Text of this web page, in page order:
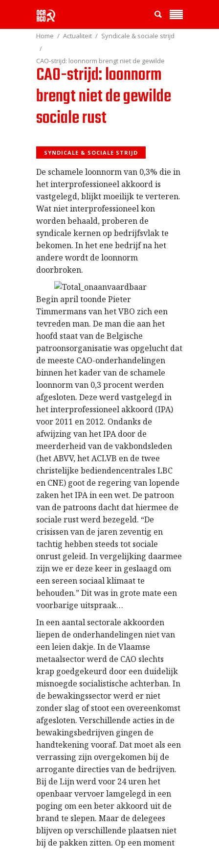
Home Actualiteit Syndicale & sociale strijd
CAO-strijd: loonnorm brengt niet de gewilde
sociale rust
CAO-strijd: loonnorm
brengt niet de gewilde
sociale rust
SYNDICALE & SOCIALE STRIJD
De schamele loonnorm van 0,3% die in
het interprofessioneel akkoord is
vastgelegd, blijkt moeilijk te verteren.
Wat niet interprofessioneel kon
worden behaald, proberen de
syndicale kernen op bedrijfsvlak te
bekomen. In het ene bedrijf na het
andere wordt de loonnorm
doorbroken.
Begin april toonde Pieter
Timmermans van het VBO zich een
tevreden man. De man die aan het
hoofd staat van de Belgische
patroonsorganisatie was opgelucht dat
de meeste CAO-onderhandelingen
binnen het kader van de schamele
loonnorm van 0,3 procent werden
afgesloten. Deze werd vastgelegd in
het interprofessioneel akkoord (IPA)
voor 2011 en 2012. Ondanks de
afwijzing van het IPA door de
meerderheid van de vakbondsleden
(het ABVV, het ACLVB en de twee
christelijke bediendencentrales LBC
en CNE) goot de regering van lopende
zaken het IPA in een wet. De patroon
van de patroons dacht dat hiermee de
sociale rust werd bezegeld. “De
crisissen van de jaren zeventig en
tachtig hebben steeds tot sociale
onrust geleid. In vergelijking daarmee
zijn we er deze keer in geslaagd om
een sereen sociaal klimaat te
behouden.” Dit was in grote mate een
voorbarige uitspraak…
In een aantal sectorale akkoorden
liepen de onderhandelingen niet van
een leien dakje. In de Vlaamse
metaalsector werd de CAO slechts
krap goedgekeurd door een duidelijk
misnoegde socialistische achterban. In
de bewakingssector werd er niet
zonder slag of stoot een overeenkomst
afgesloten. Verschillende acties in de
bewakingsbedrijven gingen de
handtekening vooraf. Dat moet als een
verrassing zijn overgekomen bij de
arrogante directies van de bedrijven.
Bij de Lijn werd voor 24 uren het
openbaar vervoer lamgelegd in een
poging om een beter akkoord uit de
brand te slepen. Maar de delegees
blijven op verschillende plaatsen niet
bij de pakken zitten. Op een moment